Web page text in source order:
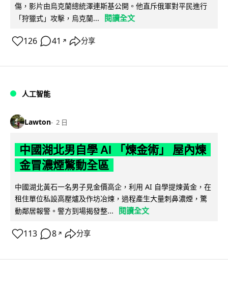
傷，影片由烏克蘭總統澤連斯基公開。他直斥俄軍對平民進行
「狩獵式」攻擊，烏克蘭...
閱讀全文
126 41 ↗ 分享
人工智能
Lawton 2 日
中國湖北男自學 AI 「煉金術」 屋內煉
金冒濃煙驚動全區
中國湖北黃石一名男子見金價高企，利用 AI 自學提煉黃金，在
租住單位私設高壓爐及作坊冶煉，過程產生大量刺鼻濃煙，驚
動鄰居報警。警方到場揭發整...
閱讀全文
113 8 ↗ 分享